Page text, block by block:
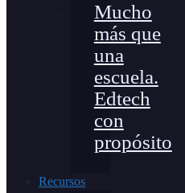
Mucho
más que
una
escuela.
Edtech
con
propósito
Recursos